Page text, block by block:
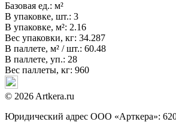
Базовая ед.: м²
В упаковке, шт.: 3
В упаковке, м²: 2.16
Вес упаковки, кг: 34.287
В паллете, м² / шт.: 60.48
В паллете, уп.: 28
Вес паллеты, кг: 960
© 2026 Artkera.ru
Юридический адрес ООО «Арткера»: